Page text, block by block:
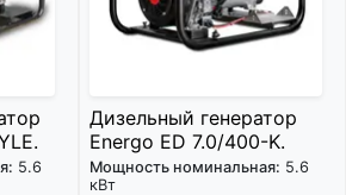
5.6
Дизельный генератор
Energo ED 7.0/400-K.
Мощность номинальная: 5.6
кВт